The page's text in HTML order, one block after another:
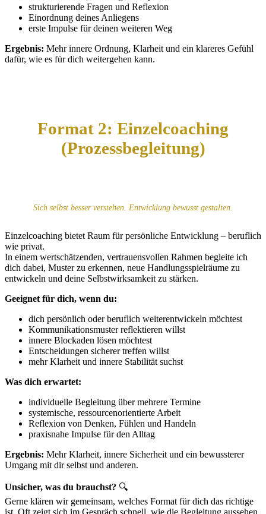
strukturierende Fragen und Reflexion
Einordnung deines Anliegens
erste Impulse für deinen weiteren Weg
Ergebnis: Mehr innere Ordnung, Klarheit und ein klareres Gefühl
dafür, wie es für dich weitergehen kann.
Format 2: Einzelcoaching
(Prozessbegleitung)
Sich selbst besser verstehen. Entwicklung bewusst gestalten.
Einzelcoaching bietet Raum für persönliche Entwicklung – beruflich
wie privat.
In einem wertschätzenden, vertrauensvollen Rahmen begleite ich
dich dabei, Muster zu erkennen, neue Handlungsspielräume zu
entwickeln und deine Selbstwirksamkeit zu stärken.
Geeignet für dich, wenn du:
dich persönlich oder beruflich weiterentwickeln möchtest
Kommunikationsmuster reflektieren willst
innere Blockaden lösen möchtest
Entscheidungen sicherer treffen willst
mehr Klarheit und innere Stabilität suchst
Was dich erwartet:
individuelle Begleitung über mehrere Termine
systemische, ressourcenorientierte Arbeit
Reflexion von Denken, Fühlen und Handeln
praxisnahe Impulse für den Alltag
Ergebnis: Mehr Klarheit, innere Sicherheit und ein bewussterer
Umgang mit dir selbst und anderen.
Unsicher, was du brauchst? 🔍
Gerne klären wir gemeinsam, welches Format für dich das richtige